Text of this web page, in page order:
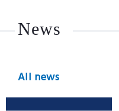
News
All news